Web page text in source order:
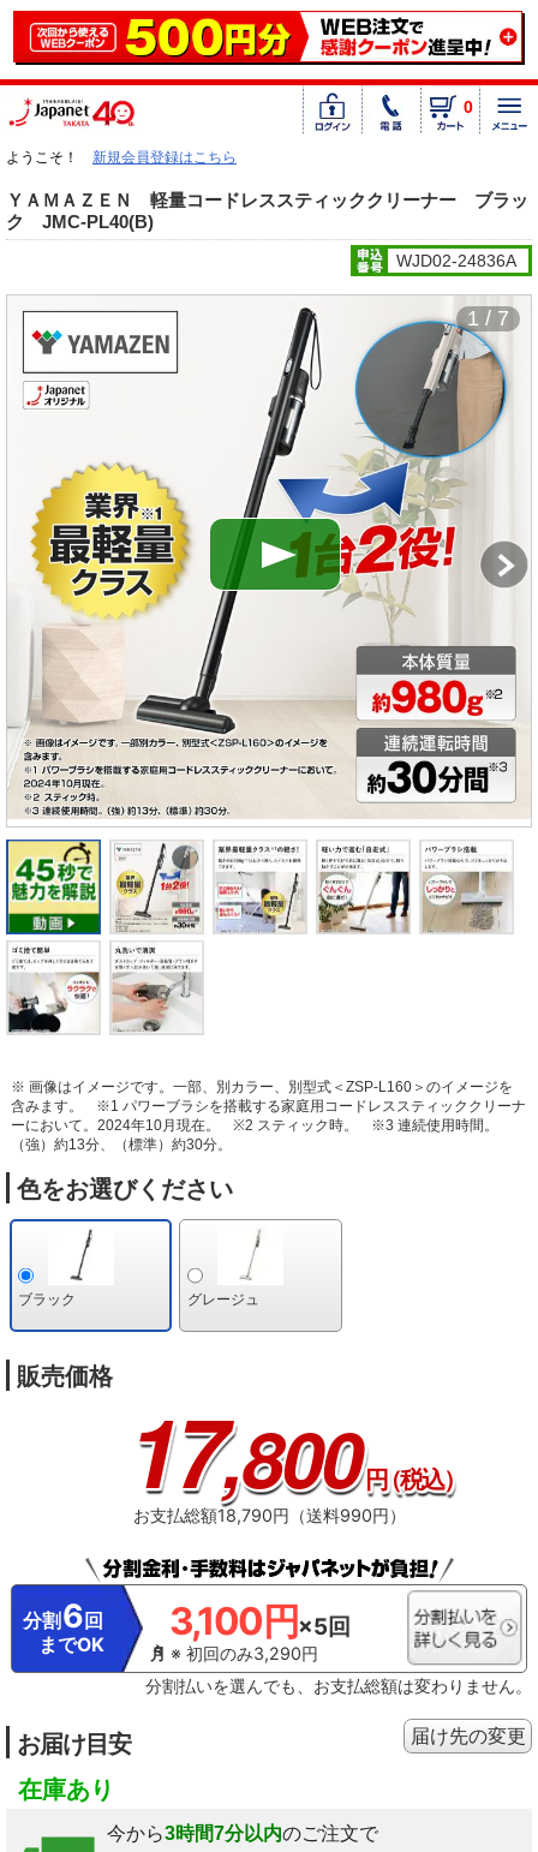
0
ようこそ！ 新規会員登録はこちら
ＹＡＭＡＺＥＮ 軽量コードレススティッククリーナー ブラッ
ク JMC-PL40(B)
WJD02-24836A
1 / 7
※ 画像はイメージです。一部、別カラー、別型式＜ZSP-L160＞のイメージを
含みます。
※1 パワーブラシを搭載する家庭用コードレススティッククリーナ
ーにおいて。2024年10月現在。
※2 スティック時。
※3 連続使用時間。
（強）約13分、（標準）約30分。
色をお選びください
ブラック グレージュ
販売価格
17,800円（税込）
お支払総額18,790円（送料990円）
分割 6 回
までOK
3,100円×5回
※ 初回のみ3,290円
分割払いを選んでも、お支払総額は変わりません。
お届け目安
在庫あり
今から3時間7分以内のご注文で
届け先の変更